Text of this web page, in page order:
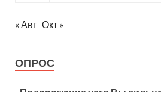
« Авг Окт »
ОПРОС